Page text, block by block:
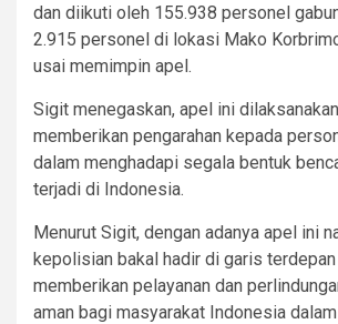
dan diikuti oleh 155.938 personel
2.915 personel di lokasi Mako
usai memimpin apel.
Sigit menegaskan, apel ini
memberikan pengarahan kepada
dalam menghadapi segala bentuk
terjadi di Indonesia.
Menurut Sigit, dengan adanya apel ini
kepolisian bakal hadir di garis
memberikan pelayanan dan
aman bagi masyarakat Indonesia